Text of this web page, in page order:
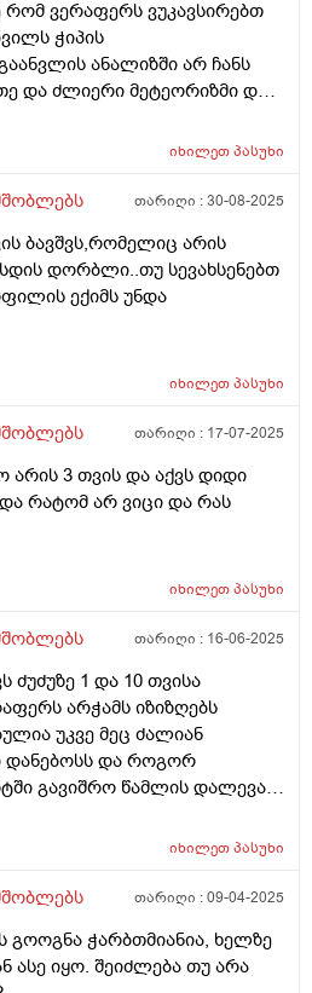
ვერაფერს ვუკავსირებთ
ჭიპის
ანალიზში არ ჩანს
და ძლიერი მეტეორიზმი და
იქნებ მირჩიოთ რა
იხილეთპასუხი
თარიღი :30-08-2025
ბავშვს,რომელიც არის
დორბლი..თუ სევახსენებთ
ექიმს უნდა
იხილეთპასუხი
თარიღი : 17-07-2025
არის 3 თვის და აქვს დიდი
რატომ არ ვიცი და რას
იხილეთპასუხი
თარიღი : 16-06-2025
ძუძუზე 1 და 10 თვისა
არჭამს იზიზღებს
უკვე მეც ძალიან
დანებოსს და როგორ
გავიშრო წამლის დალევას
იხილეთპასუხი
თარიღი :09-04-2025
გოოგნა ჭარბთმიანია, ხელზე
ასე იყო. შეიძლება თუ არა